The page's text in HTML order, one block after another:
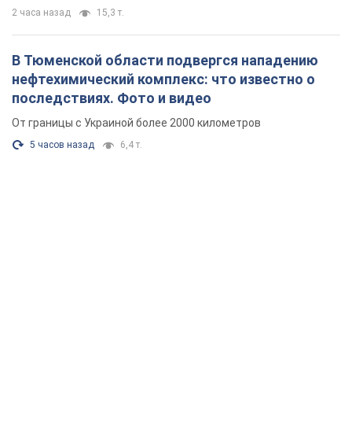
2 часа назад 15,3 т.
В Тюменской области подвергся нападению
нефтехимический комплекс: что известно о
последствиях. Фото и видео
От границы с Украиной более 2000 километров
5 часов назад 6,4 т.